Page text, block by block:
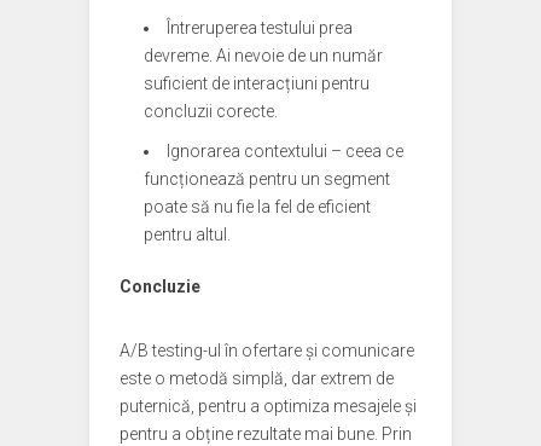
Întreruperea testului prea
devreme. Ai nevoie de un număr
suficient de interacțiuni pentru
concluzii corecte.
Ignorarea contextului – ceea ce
funcționează pentru un segment
poate să nu fie la fel de eficient
pentru altul.
Concluzie
A/B testing-ul în ofertare și comunicare
este o metodă simplă, dar extrem de
puternică, pentru a optimiza mesajele și
pentru a obține rezultate mai bune. Prin